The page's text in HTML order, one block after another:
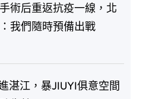
術后重返抗疫一線，北
我們隨時預備出戰
湛江，暴JIUYI俱意空間